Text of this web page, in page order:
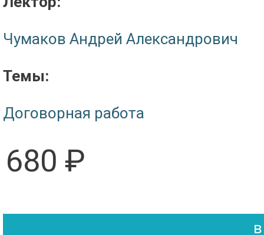
Чумаков Андрей Александрович
Темы:
Договорная работа
680 ₽